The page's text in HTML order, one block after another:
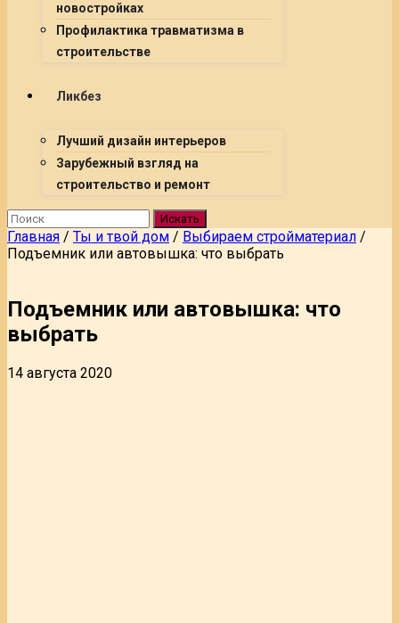
новостройках
Профилактика травматизма в
строительстве
Ликбез
Лучший дизайн интерьеров
Зарубежный взгляд на
строительство и ремонт
Искать
Главная / Ты и твой дом / Выбираем стройматериал /
Подъемник или автовышка: что выбрать
Подъемник или автовышка: что
выбрать
14 августа 2020